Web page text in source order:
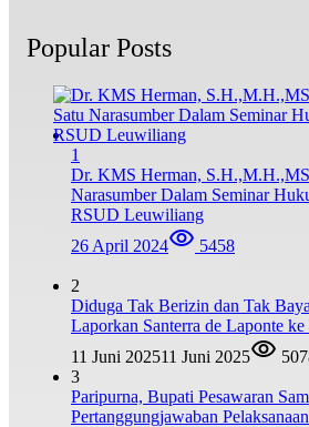
Popular Posts
1
Dr. KMS Herman,
Narasumber Dalam Seminar
RSUD Leuwiliang
26 April 2024
5458
2
Diduga Tak Berizin dan Tak
Laporkan Santerra de Laponte
11 Juni 202511 Juni 2025
3
Paripurna, Bupati Pesawaran
Pertanggungjawaban